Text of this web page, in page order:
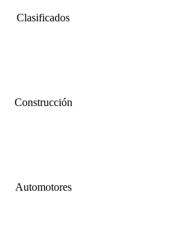
Clasificados
Construcción
Automotores